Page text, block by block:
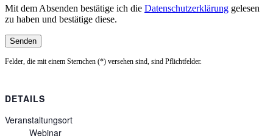
Mit dem Absenden bestätige ich die Datenschutzerklärung gelesen
zu haben und bestätige diese.
Felder, die mit einem Sternchen (*) versehen sind, sind Pflichtfelder.
DETAILS
Veranstaltungsort
Webinar